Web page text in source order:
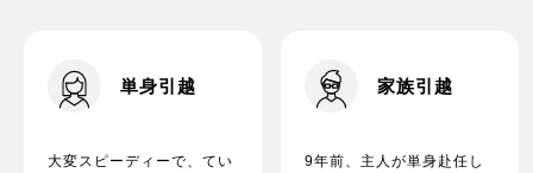
単身引越
大変スピーディーで、てい
家族引越
9年前、主人が単身赴任し